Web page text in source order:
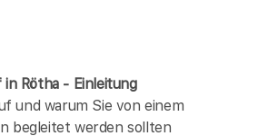
in Rötha - Einleitung
und warum Sie von einem
begleitet werden sollten